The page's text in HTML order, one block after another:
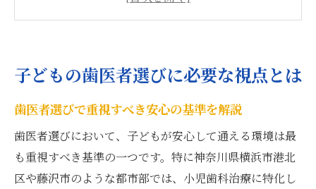
小児歯科専門医在籍の歯医者を見極める方
法
対応実績豊富な歯医者ならではの安心感
藤沢 小児歯科専門医探しの具体的な基準
歯医者で受けられる説明と不安軽減の工夫
子どもの歯医者選びに必要な視点とは
歯医者選びで重視すべき安心の基準を解説
歯医者選びにおいて、子どもが安心して通える環境は最
も重視すべき基準の一つです。特に神奈川県横浜市港北
区や藤沢市のような都市部では、小児歯科治療に特化し